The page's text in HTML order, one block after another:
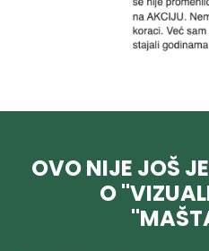
OVO NIJE JOŠ
O